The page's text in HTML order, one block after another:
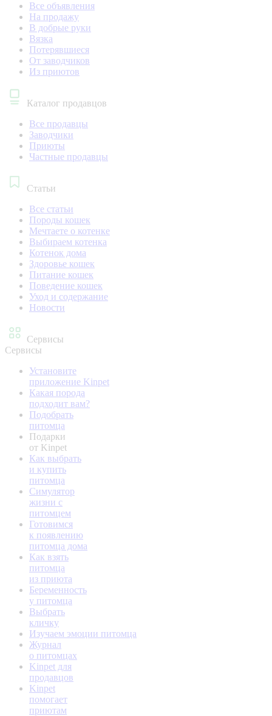
Все объявления
На продажу
В добрые руки
Вязка
Потерявшиеся
От заводчиков
Из приютов
Каталог продавцов
Все продавцы
Заводчики
Приюты
Частные продавцы
Статьи
Все статьи
Породы кошек
Мечтаете о котенке
Выбираем котенка
Котенок дома
Здоровье кошек
Питание кошек
Поведение кошек
Уход и содержание
Новости
Сервисы
Сервисы
Установите
приложение Kinpet
Какая порода
подходит вам?
Подобрать
питомца
Подарки
от Kinpet
Как выбрать
и купить
питомца
Симулятор
жизни с
питомцем
Готовимся
к появлению
питомца дома
Как взять
питомца
из приюта
Беременность
у питомца
Выбрать
кличку
Изучаем эмоции питомца
Журнал
о питомцах
Kinpet для
продавцов
Kinpet
помогает
приютам